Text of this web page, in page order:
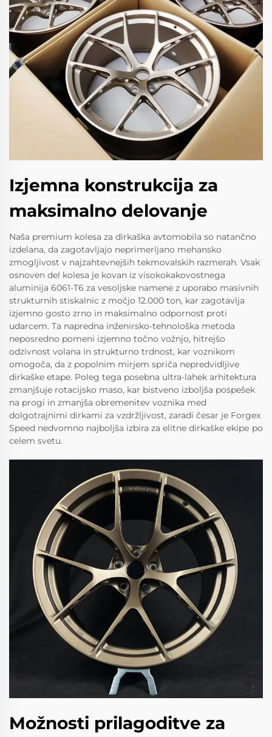
Izjemna konstrukcija za
maksimalno delovanje
Naša premium kolesa za dirkaška avtomobila so natančno
izdelana, da zagotavljajo neprimerljano mehansko
zmogljivost v najzahtevnejših tekmovalskih razmerah. Vsak
osnoven del kolesa je kovan iz visokokakovostnega
aluminija 6061-T6 za vesoljske namene z uporabo masivnih
strukturnih stiskalnic z močjo 12.000 ton, kar zagotavlja
izjemno gosto zrno in maksimalno odpornost proti
udarcem. Ta napredna inženirsko-tehnološka metoda
neposredno pomeni izjemno točno vožnjo, hitrejšo
odzivnost volana in strukturno trdnost, kar voznikom
omogoča, da z popolnim mirjem spriča nepredvidljive
dirkaške etape. Poleg tega posebna ultra-lahek arhitektura
zmanjšuje rotacijsko maso, kar bistveno izboljša pospešek
na progi in zmanjša obremenitev voznika med
dolgotrajnimi dirkami za vzdržljivost, zaradi česar je Forgex
Speed nedvomno najboljša izbira za elitne dirkaške ekipе po
celem svetu.
Možnosti prilagoditve za